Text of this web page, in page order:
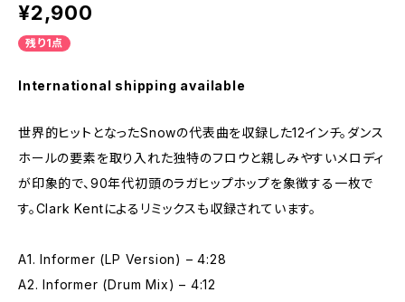
¥2,900
残り1点
International shipping available
世界的ヒットとなったSnowの代表曲を収録した12インチ。ダンス
ホールの要素を取り入れた独特のフロウと親しみやすいメロディ
が印象的で、90年代初頭のラガヒップホップを象徴する一枚で
す。Clark Kentによるリミックスも収録されています。
A1. Informer (LP Version) – 4:28
A2. Informer (Drum Mix) – 4:12